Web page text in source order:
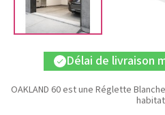
check Délai de livraison
OAKLAND 60 est une Réglette